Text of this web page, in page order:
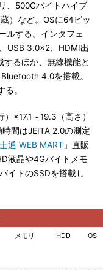
、500Gバイトハイブ
）など。OSに64ビッ
ルする。インタフェ
USB 3.0×2、HDMI出
るほか、無線機能と
4.0を搭載。
。
×17.1～19.3（高さ）
間はJEITA 2.0の測定
通 WEB MART 」直販
液晶や4Gバイトメモ
イトのSSDを搭載し
メモリ HDD OS